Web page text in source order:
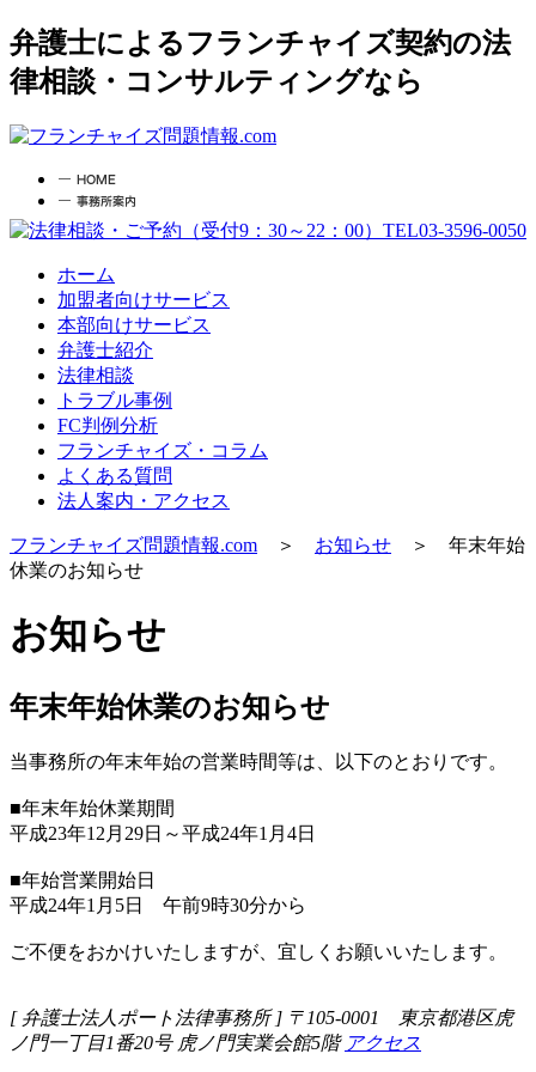
弁護士によるフランチャイズ契約の法
律相談・コンサルティングなら
ホーム
加盟者向けサービス
本部向けサービス
弁護士紹介
法律相談
トラブル事例
FC判例分析
フランチャイズ・コラム
よくある質問
法人案内・アクセス
フランチャイズ問題情報.com ＞ お知らせ ＞ 年末年始
休業のお知らせ
お知らせ
年末年始休業のお知らせ
当事務所の年末年始の営業時間等は、以下のとおりです。
■年末年始休業期間
平成23年12月29日～平成24年1月4日
■年始営業開始日
平成24年1月5日 午前9時30分から
ご不便をおかけいたしますが、宜しくお願いいたします。
[ 弁護士法人ポート法律事務所 ] 〒105-0001 東京都港区虎
ノ門一丁目1番20号 虎ノ門実業会館5階 アクセス